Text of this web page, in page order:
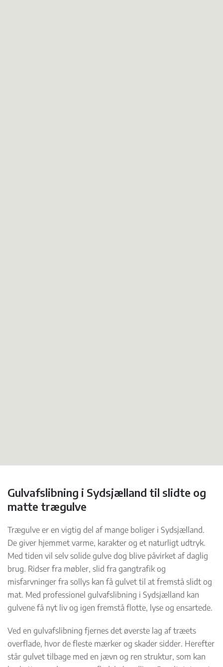
Gulvafslibning i Sydsjælland til slidte og
matte trægulve
Trægulve er en vigtig del af mange boliger i Sydsjælland.
De giver hjemmet varme, karakter og et naturligt udtryk.
Med tiden vil selv solide gulve dog blive påvirket af daglig
brug. Ridser fra møbler, slid fra gangtrafik og
misfarvninger fra sollys kan få gulvet til at fremstå slidt og
mat. Med professionel gulvafslibning i Sydsjælland kan
gulvene få nyt liv og igen fremstå flotte, lyse og ensartede.
Ved en gulvafslibning fjernes det øverste lag af træets
overflade, hvor de fleste mærker og skader sidder. Herefter
står gulvet tilbage med en jævn og ren struktur, som kan